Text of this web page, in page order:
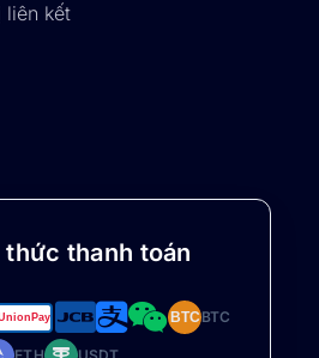
liên kết
thức thanh toán
BTCBTC